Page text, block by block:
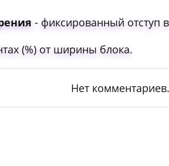
- фиксированный отступ
(%) от ширины блока.
Нет комментариев.